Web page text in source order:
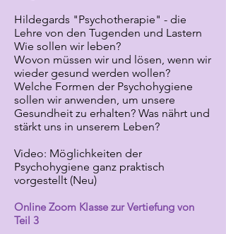
Hildegards "Psychotherapie" - die
Lehre von den Tugenden und Lastern
Wie sollen wir leben?
Wovon müssen wir und lösen, wenn wir
wieder gesund werden wollen?
Welche Formen der Psychohygiene
sollen wir anwenden, um unsere
Gesundheit zu erhalten? Was nährt und
stärkt uns in unserem Leben?
Video: Möglichkeiten der
Psychohygiene ganz praktisch
vorgestellt (Neu)
Online Zoom Klasse zur Vertiefung von
Teil 3